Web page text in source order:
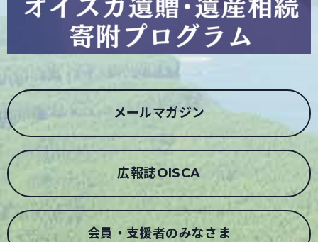
メールマガジン
広報誌OISCA
会員・支援者のみなさま